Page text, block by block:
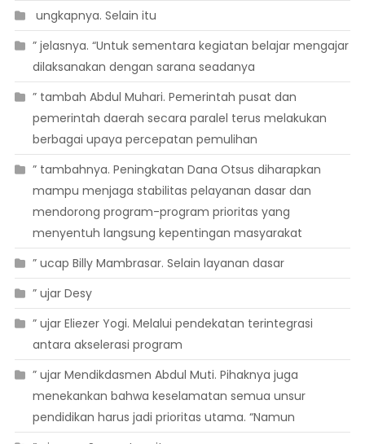
 ungkapnya. Selain itu
” jelasnya. “Untuk sementara kegiatan belajar mengajar
dilaksanakan dengan sarana seadanya
” tambah Abdul Muhari. Pemerintah pusat dan
pemerintah daerah secara paralel terus melakukan
berbagai upaya percepatan pemulihan
” tambahnya. Peningkatan Dana Otsus diharapkan
mampu menjaga stabilitas pelayanan dasar dan
mendorong program-program prioritas yang
menyentuh langsung kepentingan masyarakat
” ucap Billy Mambrasar. Selain layanan dasar
” ujar Desy
” ujar Eliezer Yogi. Melalui pendekatan terintegrasi
antara akselerasi program
” ujar Mendikdasmen Abdul Muti. Pihaknya juga
menekankan bahwa keselamatan semua unsur
pendidikan harus jadi prioritas utama. “Namun